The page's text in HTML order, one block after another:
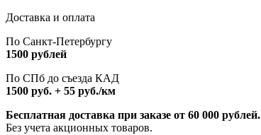
Доставка и оплата
По Санкт-Петербургу
1500 рублей
По СПб до съезда КАД
1500 руб. + 55 руб./км
Бесплатная доставка при заказе от 60 000 рублей.
Без учета акционных товаров.